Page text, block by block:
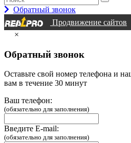
Обратный звонок
Продвижение сайтов
×
Обратный звонок
Оставьте свой номер телефона и
вам в течение 30 минут
Ваш телефон:
(обязательно для заполнения)
Введите E-mail:
(обязательно для заполнения)